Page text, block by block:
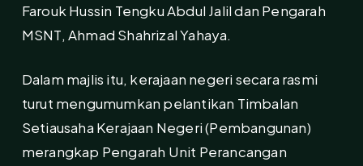
Farouk Hussin Tengku Abdul Jalil dan Pengarah
MSNT, Ahmad Shahrizal Yahaya.
Dalam majlis itu, kerajaan negeri secara rasmi
turut mengumumkan pelantikan Timbalan
Setiausaha Kerajaan Negeri (Pembangunan)
merangkap Pengarah Unit Perancangan